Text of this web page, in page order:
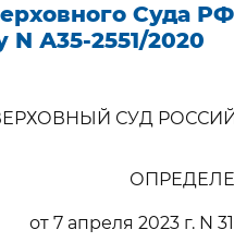
Суда РФ
N А35-2551/2020
СУД
от 7 апреля 2023 г. N